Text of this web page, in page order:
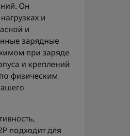
Он
и
и
зарядные
при заряде
и креплений
физическим
подходит для